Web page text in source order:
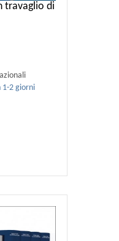
travaglio di
1-2 giorni